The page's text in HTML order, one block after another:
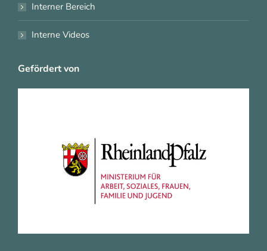
Interner Bereich
Interne Videos
Gefördert von